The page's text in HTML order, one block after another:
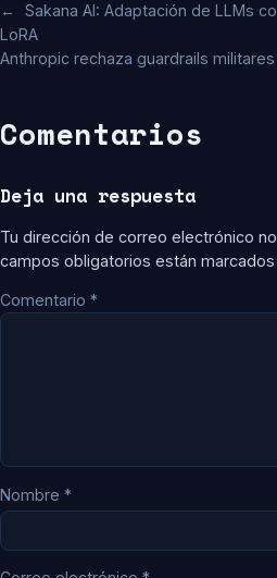
←
Sakana AI: Adaptación de LLMs
LoRA
Anthropic rechaza guardrails
Comentarios
Deja una respuesta
Tu dirección de correo electrónico
campos obligatorios están marcados
Comentario *
Nombre *